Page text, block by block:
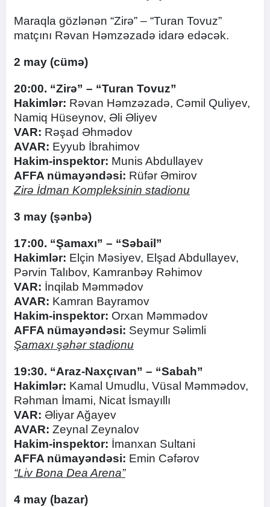
Maraqla gözlənən “Zirə” – “Turan Tovuz”
matçını Rəvan Həmzəzadə idarə edəcək.
2 may (cümə)
20:00. “Zirə” – “Turan Tovuz”
Hakimlər: Rəvan Həmzəzadə, Cəmil Quliyev,
Namiq Hüseynov, Əli Əliyev
VAR: Rəşad Əhmədov
AVAR: Eyyub İbrahimov
Hakim-inspektor: Munis Abdullayev
AFFA nümayəndəsi: Rüfər Əmirov
Zirə İdman Kompleksinin stadionu
3 may (şənbə)
17:00. “Şamaxı” – “Səbail”
Hakimlər: Elçin Məsiyev, Elşad Abdullayev,
Pərvin Talıbov, Kamranbəy Rəhimov
VAR: İnqilab Məmmədov
AVAR: Kamran Bayramov
Hakim-inspektor: Orxan Məmmədov
AFFA nümayəndəsi: Seymur Səlimli
Şamaxı şəhər stadionu
19:30. “Araz-Naxçıvan” – “Sabah”
Hakimlər: Kamal Umudlu, Vüsal Məmmədov,
Rəhman İmami, Nicat İsmayıllı
VAR: Əliyar Ağayev
AVAR: Zeynal Zeynalov
Hakim-inspektor: İmanxan Sultani
AFFA nümayəndəsi: Emin Cəfərov
“Liv Bona Dea Arena”
4 may (bazar)